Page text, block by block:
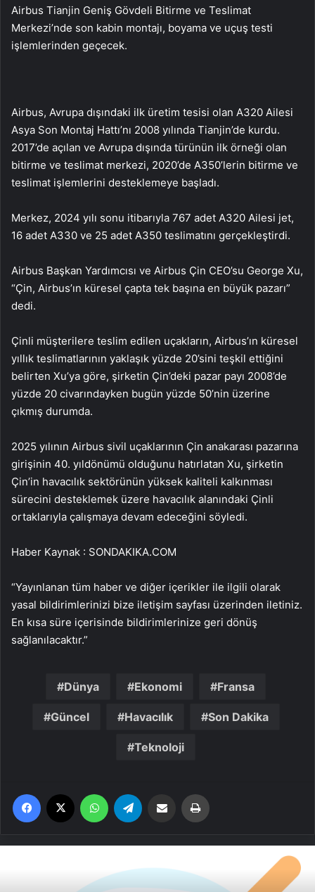
Airbus Tianjin Geniş Gövdeli Bitirme ve Teslimat
Merkezi’nde son kabin montajı, boyama ve uçuş testi
işlemlerinden geçecek.
Airbus, Avrupa dışındaki ilk üretim tesisi olan A320 Ailesi
Asya Son Montaj Hattı’nı 2008 yılında Tianjin’de kurdu.
2017’de açılan ve Avrupa dışında türünün ilk örneği olan
bitirme ve teslimat merkezi, 2020’de A350’lerin bitirme ve
teslimat işlemlerini desteklemeye başladı.
Merkez, 2024 yılı sonu itibarıyla 767 adet A320 Ailesi jet,
16 adet A330 ve 25 adet A350 teslimatını gerçekleştirdi.
Airbus Başkan Yardımcısı ve Airbus Çin CEO’su George Xu,
“Çin, Airbus’ın küresel çapta tek başına en büyük pazarı”
dedi.
Çinli müşterilere teslim edilen uçakların, Airbus’ın küresel
yıllık teslimatlarının yaklaşık yüzde 20’sini teşkil ettiğini
belirten Xu’ya göre, şirketin Çin’deki pazar payı 2008’de
yüzde 20 civarındayken bugün yüzde 50’nin üzerine
çıkmış durumda.
2025 yılının Airbus sivil uçaklarının Çin anakarası pazarına
girişinin 40. yıldönümü olduğunu hatırlatan Xu, şirketin
Çin’in havacılık sektörünün yüksek kaliteli kalkınması
sürecini desteklemek üzere havacılık alanındaki Çinli
ortaklarıyla çalışmaya devam edeceğini söyledi.
Haber Kaynak : SONDAKIKA.COM
“Yayınlanan tüm haber ve diğer içerikler ile ilgili olarak
yasal bildirimlerinizi bize iletişim sayfası üzerinden iletiniz.
En kısa süre içerisinde bildirimlerinize geri dönüş
sağlanılacaktır.”
Dünya Ekonomi Fransa
Güncel Havacılık Son Dakika
Teknoloji
Facebook WhatsApp Email'den paylaş